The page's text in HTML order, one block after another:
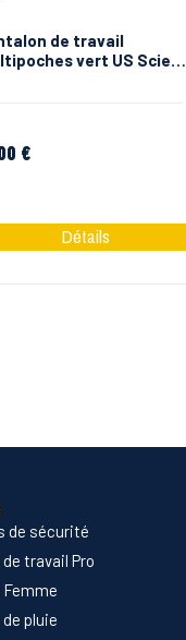
de travail
vert US Scie
€
US
de sécurité
travail Pro
pluie